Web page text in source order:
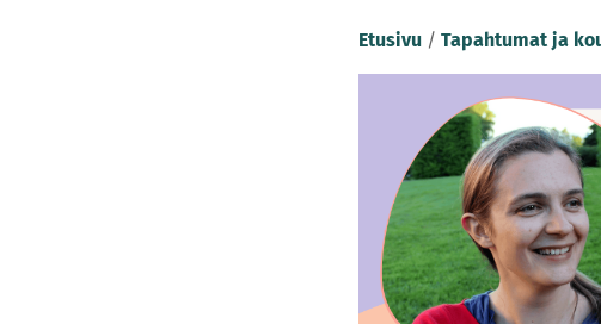
Etusivu /Tapahtumat ja